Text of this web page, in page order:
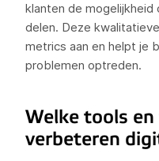
klanten de mogelijkheid
delen. Deze
metrics aan en helpt je
problemen optreden.
Welke tools
verbeteren